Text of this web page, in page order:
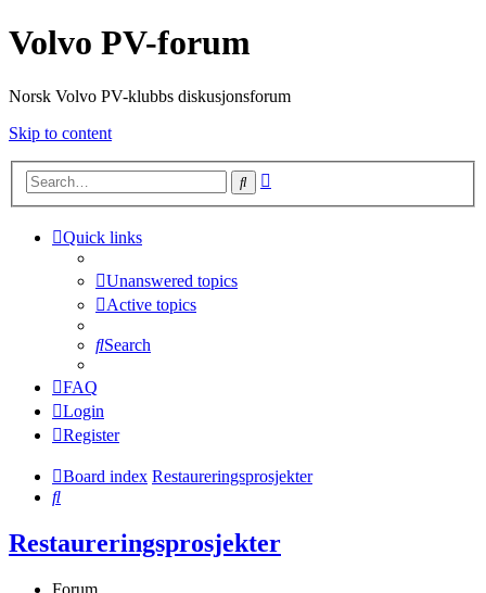
Volvo PV-forum
Norsk Volvo PV-klubbs diskusjonsforum
Skip to content
Search
Quick links
Unanswered topics
Active topics
Search
FAQ
Login
Register
Board index Restaureringsprosjekter
Search
Restaureringsprosjekter